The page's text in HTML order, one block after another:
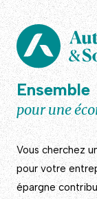
Ensemble
pour une
Vous cherchez
pour votre
épargne